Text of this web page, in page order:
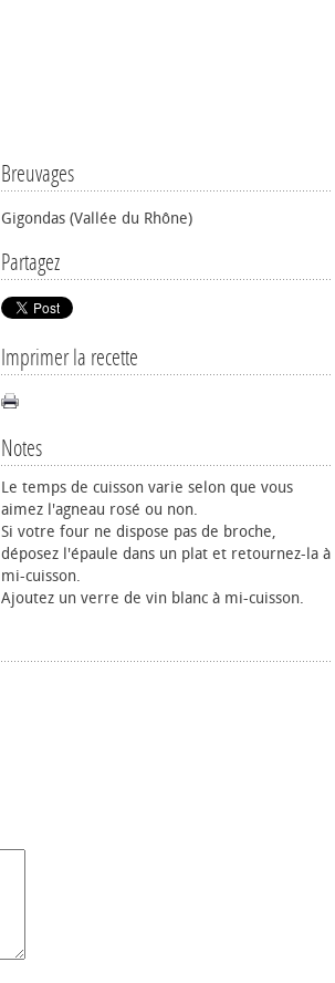
Breuvages
Gigondas (Vallée du Rhône)
Partagez
Imprimer la recette
Notes
Le temps de cuisson varie selon que vous
aimez l'agneau rosé ou non.
Si votre four ne dispose pas de broche,
déposez l'épaule dans un plat et retournez-la à
mi-cuisson.
Ajoutez un verre de vin blanc à mi-cuisson.